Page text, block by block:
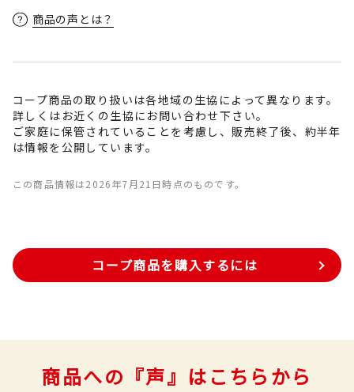
商品の声とは？
コープ商品の取り扱いは各地域の生協によって異なります。
詳しくはお近くの生協にお問い合わせ下さい。
ご家庭に保管されていることを考慮し、販売終了後、約半年
は情報を公開しています。
この商品情報は2026年7月21日時点のものです。
コープ商品を購入するには
商品への『声』はこちらから